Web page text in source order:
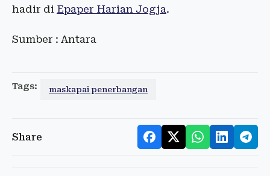
hadir di Epaper Harian Jogja.
Sumber : Antara
Tags: maskapai penerbangan
Share